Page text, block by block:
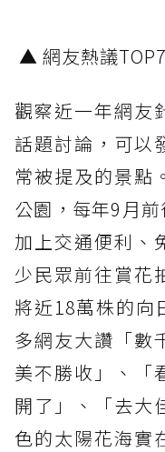
▲ 網友熱議
觀察近一年網友
話題討論，可以
常被提及的景點
公園，每年9月
加上交通便利、
少民眾前往賞花
將近18萬株的向
多網友大讚「數
美不勝收」、「
開了」、「去大
色的太陽花海實